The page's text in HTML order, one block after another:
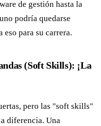
de gestión hasta la
podría quedarse
eso para su carrera.
(Soft Skills): ¡La
pero las "soft skills"
diferencia. Una